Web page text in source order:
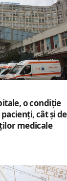
o condiție
cât și de
medicale